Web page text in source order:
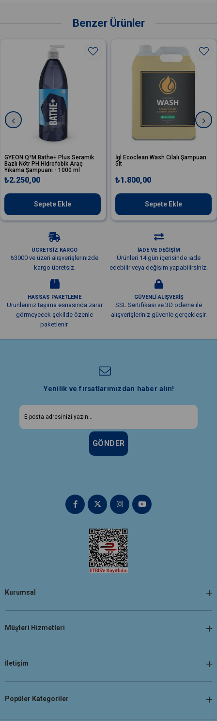
Benzer Ürünler
GYEON Q²M Bathe+ Plus Seramik
Bazlı Nötr PH Hidrofobik Araç
Yıkama Şampuanı - 1000 ml
₺2.250,00
Sepete Ekle
İgl Ecoclean Wash Cilalı Şampuan
5lt
₺1.800,00
Sepete Ekle
ÜCRETSİZ KARGO
₺3000 ve üzeri alışverişlerinizde
kargo ücretsiz.
İADE VE DEĞİŞİM
Ürünleri 14 gün içerisinde iade
edebilir veya değişim yapabilirsiniz.
HASSAS PAKETLEME
Ürünleriniz taşıma esnasında zarar
görmeyecek şekilde özenle
paketlenir.
GÜVENLİ ALIŞVERİŞ
SSL Sertifikası ve 3D ödeme ile
alışverişleriniz güvenle gerçekleşir.
Yenilik ve fırsatlarımızdan haber alın!
GÖNDER
Kurumsal
Müşteri Hizmetleri
İletişim
Popüler Kategoriler